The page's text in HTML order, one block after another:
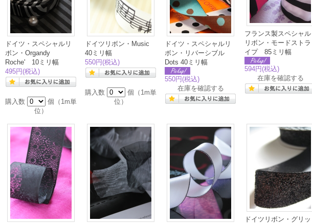
ドイツ・スペシャルリ
ボン・Organdy
Roche' 10ミリ幅
495円(税込)
購入数
個（1m単
位）
ドイツリボン・Music
40ミリ幅
550円(税込)
購入数
個（1m単
位）
ドイツ・スペシャルリ
ボン・リバーシブル
Dots 40ミリ幅
550円(税込)
在庫を確認する
フランス製スペシャル
リボン・モードストラ
イプ 85ミリ幅
594円(税込)
在庫を確認する
ドイツリボン・グリッ